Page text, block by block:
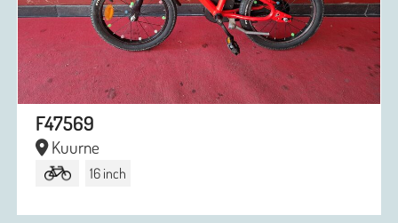
F47569
Kuurne
16 inch